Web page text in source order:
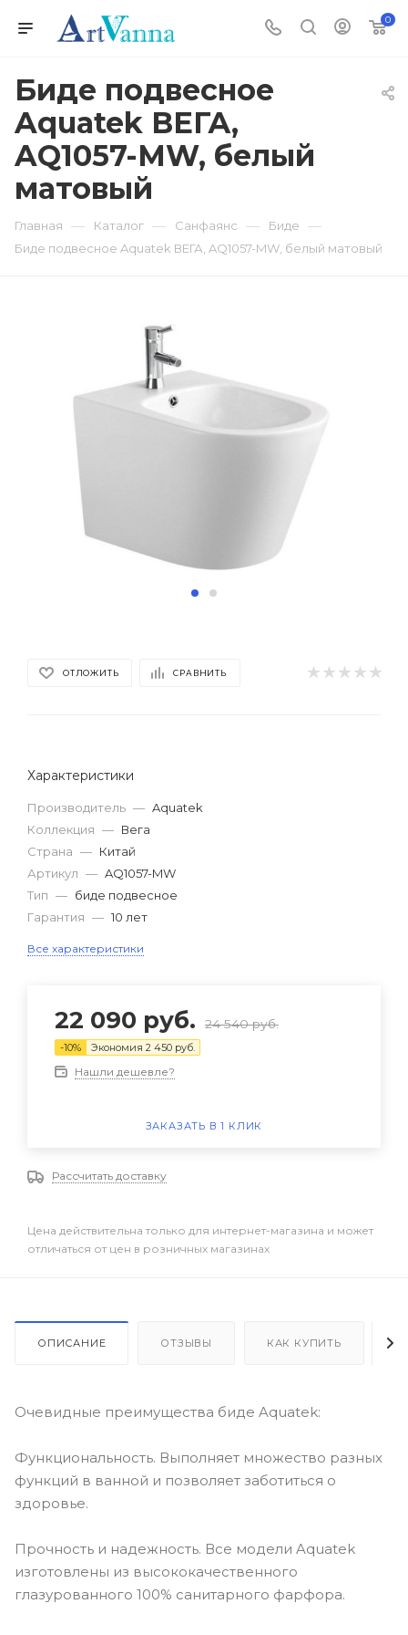
0
Биде подвесное
Aquatek ВЕГА,
AQ1057-MW, белый
матовый
Главная — Каталог — Санфаянс — Биде —
Биде подвесное Aquatek ВЕГА, AQ1057-MW, белый матовый
ОТЛОЖИТЬ СРАВНИТЬ
Характеристики
Производитель — Aquatek
Коллекция — Вега
Страна — Китай
Артикул — AQ1057-MW
Тип — биде подвесное
Гарантия — 10 лет
Все характеристики
22 090 руб. 24 540руб.
-10% Экономия 2 450 руб.
Нашли дешевле?
ЗАКАЗАТЬ В 1 КЛИК
Рассчитать доставку
Цена действительна только для интернет-магазина и может
отличаться от цен в розничных магазинах
ОПИСАНИЕ ОТЗЫВЫ КАК КУПИТЬ
Очевидные преимущества биде Aquatek:
Функциональность. Выполняет множество разных
функций в ванной и позволяет заботиться о
здоровье.
Прочность и надежность. Все модели Aquatek
изготовлены из высококачественного
глазурованного 100% санитарного фарфора.